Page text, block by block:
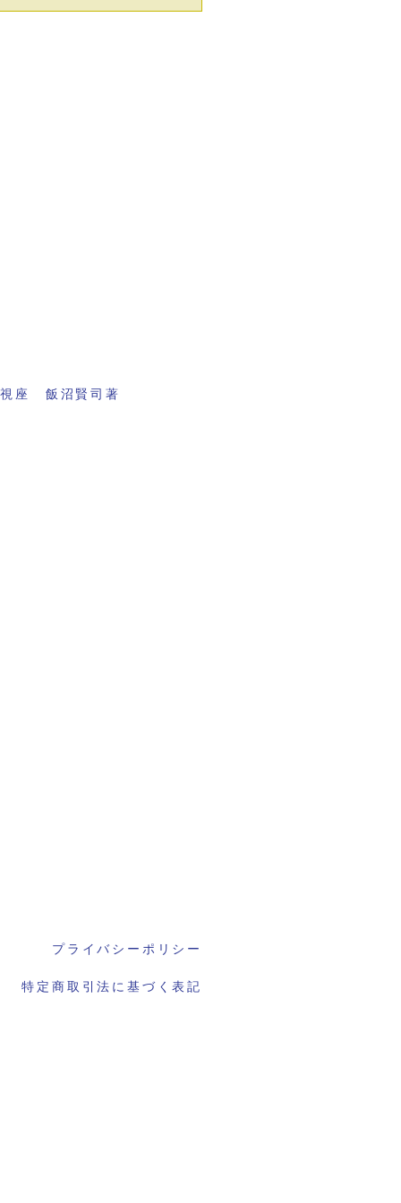
視座 飯沼賢司著
プライバシーポリシー
特定商取引法に基づく表記